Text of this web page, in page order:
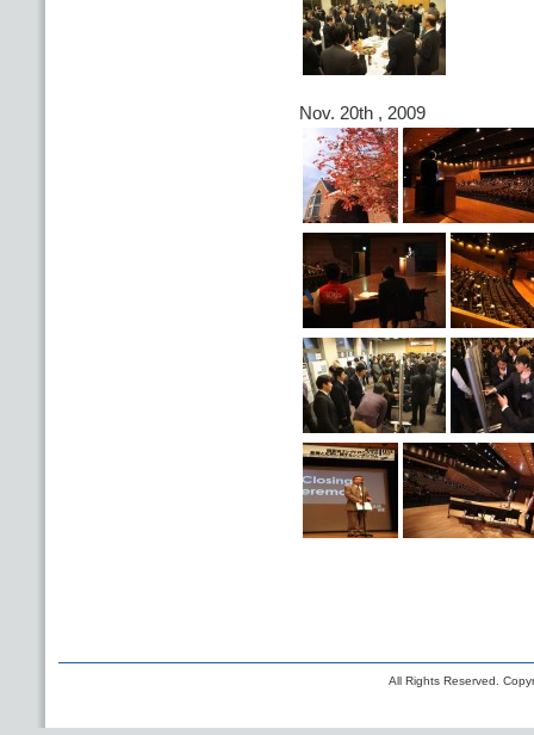
Nov. 20th , 2009
All Rights Reserved.